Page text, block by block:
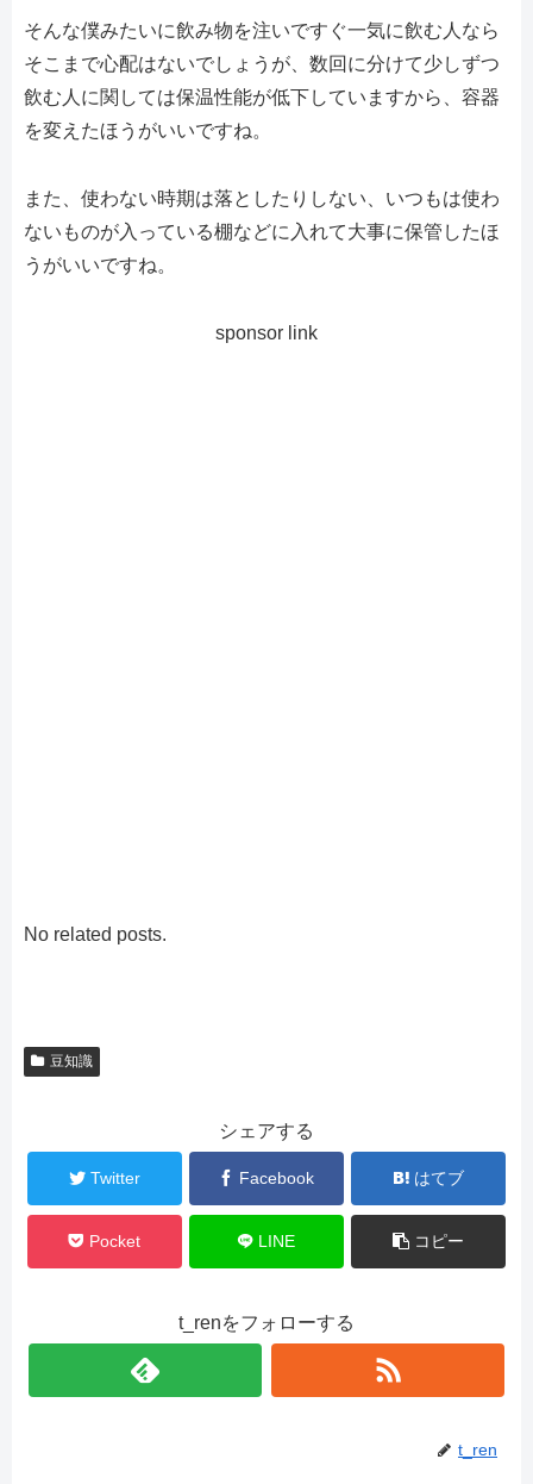
そんな僕みたいに飲み物を注いですぐ一気に飲む人なら
そこまで心配はないでしょうが、数回に分けて少しずつ
飲む人に関しては保温性能が低下していますから、容器
を変えたほうがいいですね。
また、使わない時期は落としたりしない、いつもは使わ
ないものが入っている棚などに入れて大事に保管したほ
うがいいですね。
sponsor link
No related posts.
豆知識
シェアする
Twitter Facebook はてブ
Pocket LINE コピー
t_renをフォローする
t_ren